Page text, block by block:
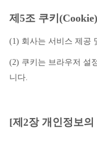
제5조 쿠키
(1) 회사는 서비스 제공
(2) 쿠키는 브라우저 설
니다.
[제2장 개인정보